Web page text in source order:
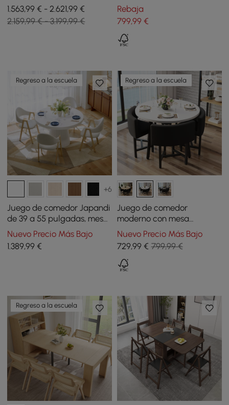
comedor de nogal de 1600
mm a 2000 mm
1.563,99 € - 2.621,99 €
2.159,99 € - 3.199,99 €
redonda de madera
natural y 4 sillas grises
Rebaja
799,99€
Regreso a la escuela
+6
Juego de comedor Japandi
de 39 a 55 pulgadas, mesa
de comedor extensible
blanca con 4 sillas
Nuevo Precio Más Bajo
1.389,99 €
Regreso a la escuela
Juego de comedor
moderno con mesa
redonda de madera blanca
y 4 sillas negras
Nuevo Precio Más Bajo
729,99€ 799,99 €
Regreso a la escuela